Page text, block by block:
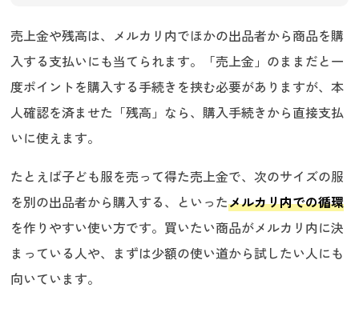
売上金や残高は、メルカリ内でほかの出品者から商品を購
入する支払いにも当てられます。「売上金」のままだと一
度ポイントを購入する手続きを挟む必要がありますが、本
人確認を済ませた「残高」なら、購入手続きから直接支払
いに使えます。
たとえば子ども服を売って得た売上金で、次のサイズの服
を別の出品者から購入する、といったメルカリ内での循環
を作りやすい使い方です。買いたい商品がメルカリ内に決
まっている人や、まずは少額の使い道から試したい人にも
向いています。